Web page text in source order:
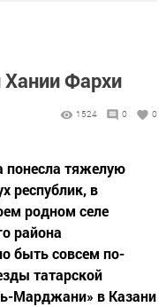
Хании Фархи
1524 0 0
понесла тяжелую
республик, в
родном селе
района
быть совсем по-
татарской
Марджани» в Казани